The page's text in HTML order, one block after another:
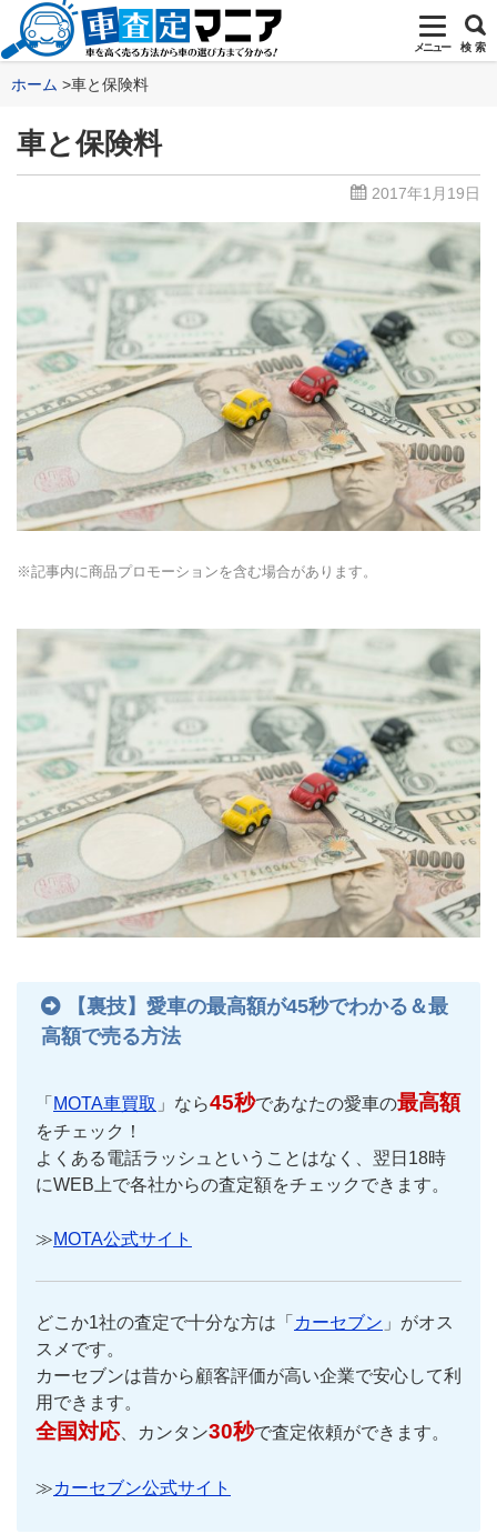
メニュー 検 索
ホーム 車と保険料
車と保険料
2017年1月19日
※記事内に商品プロモーションを含む場合があります。
【裏技】愛車の最高額が45秒でわかる＆最
高額で売る方法
「 MOTA車買取 」なら45秒であなたの愛車の最高額
をチェック！
よくある電話ラッシュということはなく、翌日18時
にWEB上で各社からの査定額をチェックできます。
≫MOTA公式サイト
どこか1社の査定で十分な方は「 カーセブン 」がオス
スメです。
カーセブンは昔から顧客評価が高い企業で安心して利
用できます。
全国対応、カンタン30秒で査定依頼ができます。
≫カーセブン公式サイト